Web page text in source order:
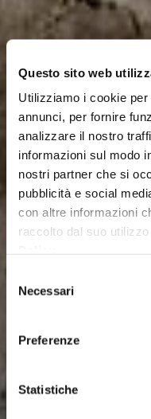
Questo sito web
Utilizziamo i cookie
annunci, per fornire
analizzare il nostro
informazioni sul modo
nostri partner che si
pubblicità e social
con altre informazioni
raccolto dal suo
delNecessari
Preferenze
Statistiche